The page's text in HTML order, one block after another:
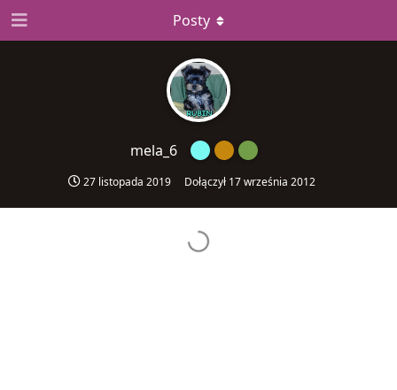
mela_6
27 listopada 2019 Dołączył 17 września 2012
Posty